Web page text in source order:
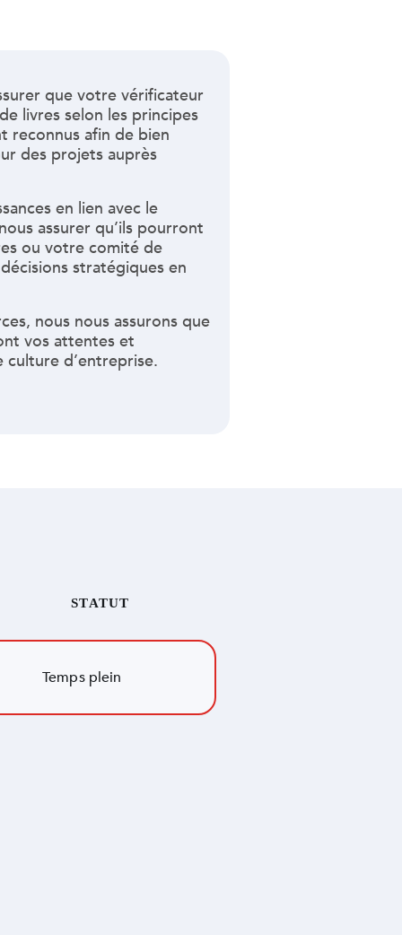
que votre vérificateur
livres selon les principes
reconnus afin de bien
des projets auprès
en lien avec le
assurer qu’ils pourront
ou votre comité de
stratégiques en
nous nous assurons que
vos attentes et
culture d’entreprise.
STATUT
Temps plein